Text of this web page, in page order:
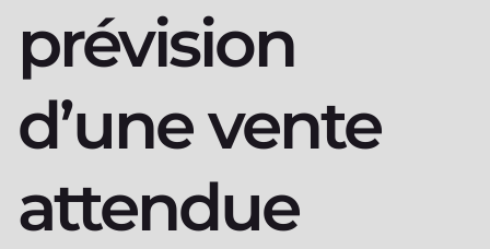
prévision
d’une vente
attendue